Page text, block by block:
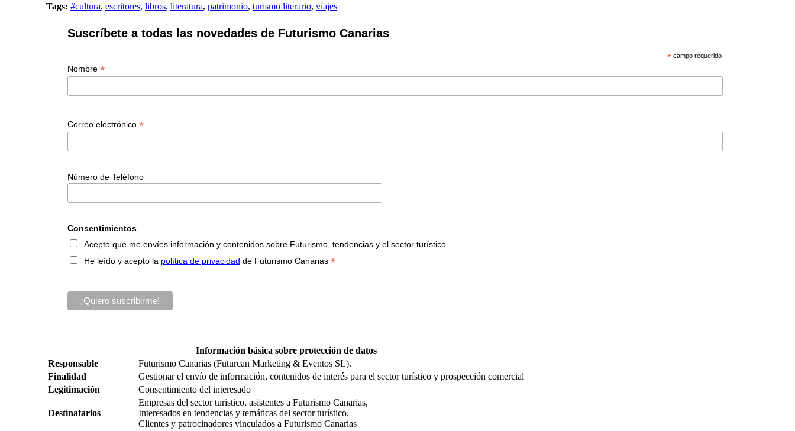
Tags: #cultura, escritores, libros, literatura, patrimonio, turismo literario, viajes
Suscríbete a todas las novedades de Futurismo Canarias
*campo requerido
Nombre *
Correo electrónico *
Número de Teléfono
Consentimientos
Acepto que me envíes información y contenidos sobre Futurismo, tendencias y el sector turístico
He leído y acepto la política de privacidad de Futurismo Canarias *
Información básica sobre protección de datos
Responsable
Futurismo Canarias (Futurcan Marketing & Eventos SL).
Finalidad
Gestionar el envío de información, contenidos de interés para el sector turístico y prospección comercial
Legitimación
Consentimiento del interesado
Destinatarios
Empresas del sector turistico, asistentes a Futurismo Canarias,
Interesados en tendencias y temáticas del sector turístico,
Clientes y patrocinadores vinculados a Futurismo Canarias